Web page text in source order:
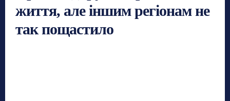
життя, але іншим регіонам не
так пощастило